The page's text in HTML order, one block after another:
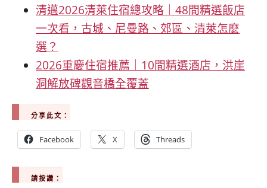
清邁2026清萊住宿總攻略｜48間精選飯店
一次看，古城、尼曼路、郊區、清萊怎麼
選？
2026重慶住宿推薦｜10間精選酒店，洪崖
洞解放碑觀音橋全覆蓋
分享此文：
Facebook X Threads
請按讚：